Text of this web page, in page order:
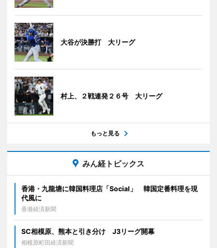
大谷が決勝打 大リーグ
村上、２戦連発２６号 大リーグ
もっと見る
みん経トピックス
香港・九龍塘に韓国料理店「Social」 韓国定番料理を現
代風に
香港経済新聞
SC相模原、熊本と引き分け J3リーグ開幕
相模原町田経済新聞